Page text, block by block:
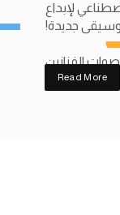
لإبداع
جديدة!
Read More